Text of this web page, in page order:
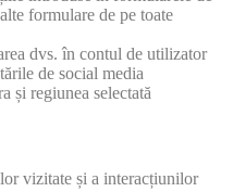
formulare de pe toate
dvs. în contul de utilizator
de social media
și regiunea selectată
vizitate și a interacțiunilor